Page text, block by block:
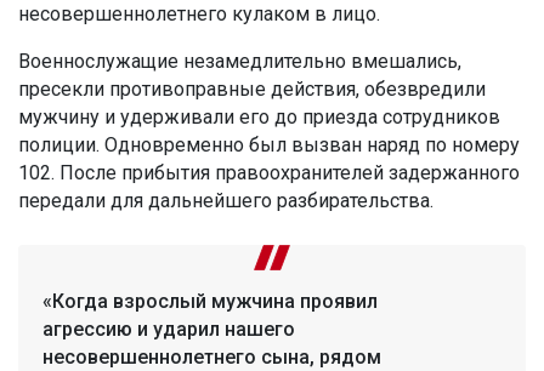
несовершеннолетнего кулаком в лицо.
Военнослужащие незамедлительно вмешались,
пресекли противоправные действия, обезвредили
мужчину и удерживали его до приезда сотрудников
полиции. Одновременно был вызван наряд по номеру
102. После прибытия правоохранителей задержанного
передали для дальнейшего разбирательства.
«Когда взрослый мужчина проявил
агрессию и ударил нашего
несовершеннолетнего сына, рядом